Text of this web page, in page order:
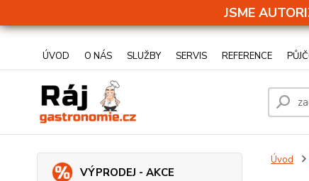
JSME
ÚVOD O NÁS SLUŽBY SERVIS REFERENCE
VÝPRODEJ - AKCE
Úvod